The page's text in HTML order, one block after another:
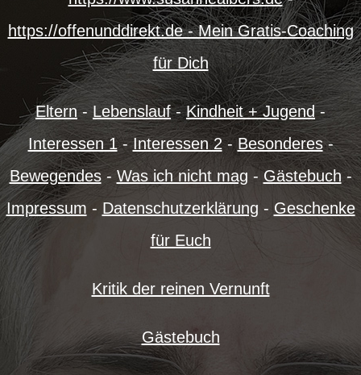
https://offenunddirekt.de - Mein Gratis-Coaching
für Dich
Eltern- Lebenslauf-Kindheit + Jugend-
Interessen 1-Interessen 2-Besonderes-
Bewegendes- Was ich nicht mag -Gästebuch -
Impressum - Datenschutzerklärung - Geschenke
für Euch
Kritik der reinen Vernunft
Gästebuch